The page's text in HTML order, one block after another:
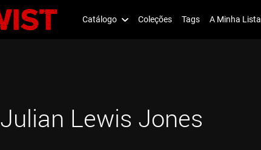
Catálogo Coleções Tags A Minha Lista
Julian Lewis Jones